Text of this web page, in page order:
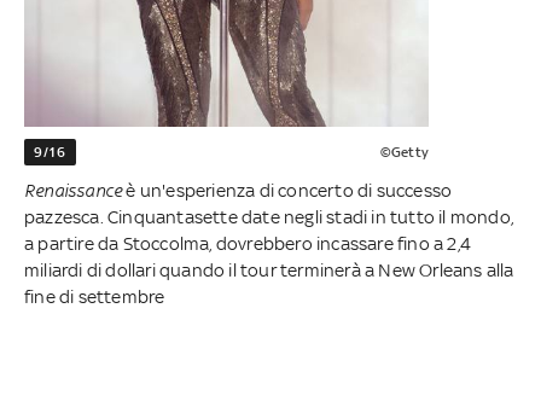
9/16 ©Getty
Renaissanceè un'esperienza di concerto di successo
pazzesca. Cinquantasette date negli stadi in tutto il mondo,
a partire da Stoccolma, dovrebbero incassare fino a 2,4
miliardi di dollari quando il tour terminerà a New Orleans alla
fine di settembre